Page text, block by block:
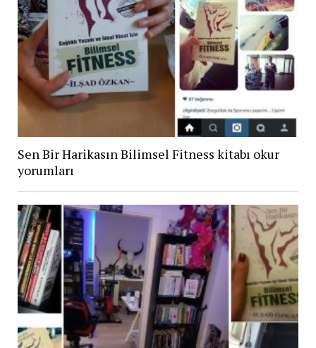
Sen Bir Harikasın Bilimsel Fitness kitabı okur
yorumları